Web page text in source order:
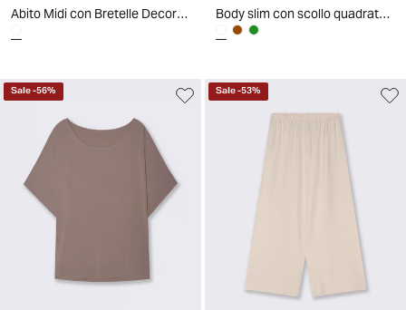
Abito Midi con Bretelle Decorate e Morbido - Bianco
Body slim con scollo quadrato elegante - Bianco latte
Sale-56% Sale-53%